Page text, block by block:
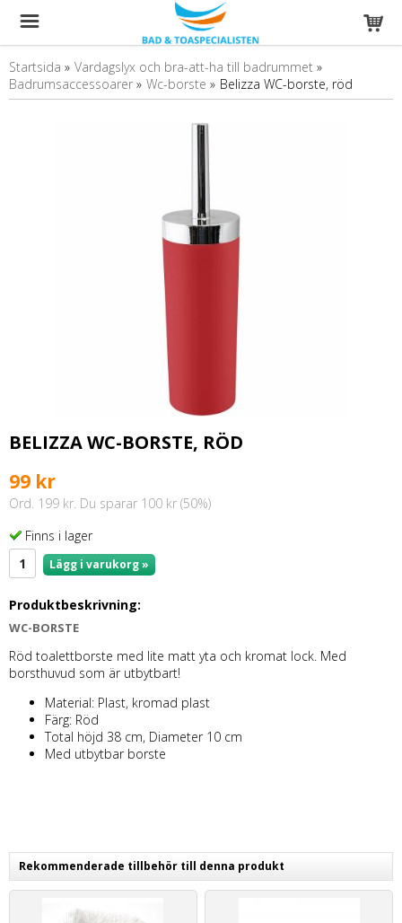
Startsida » Vardagslyx och bra-att-ha till badrummet »
Badrumsaccessoarer » Wc-borste » Belizza WC-borste, röd
BELIZZA WC-BORSTE, RÖD
99 kr
Ord. 199 kr. Du sparar 100 kr (50%)
Finns i lager
Lägg i varukorg »
Produktbeskrivning:
WC-BORSTE
Röd toalettborste med lite matt yta och kromat lock. Med
borsthuvud som är utbytbart!
Material: Plast, kromad plast
Färg: Röd
Total höjd 38 cm, Diameter 10 cm
Med utbytbar borste
Rekommenderade tillbehör till denna produkt